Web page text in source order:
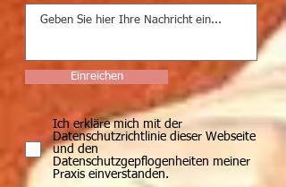
Einreichen
Ich erkläre mich mit der
Datenschutzrichtlinie dieser Webseite
und den
Datenschutzgepflogenheiten meiner
Praxis einverstanden.